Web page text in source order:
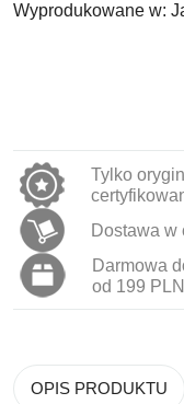
Wyprodukowane w:
Tylko
Dostawa w
Darmowa
od 199 PLN
OPIS PRODUKTU